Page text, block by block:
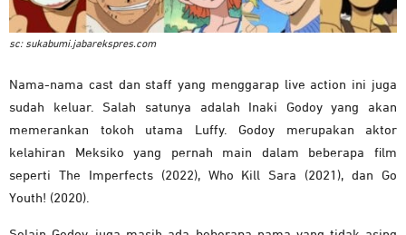
sc: sukabumi.jabarekspres.com
Nama-nama cast dan staff yang menggarap live action ini juga
sudah keluar. Salah satunya adalah Inaki Godoy yang akan
memerankan tokoh utama Luffy. Godoy merupakan aktor
kelahiran Meksiko yang pernah main dalam beberapa film
seperti The Imperfects (2022), Who Kill Sara (2021), dan Go
Youth! (2020).